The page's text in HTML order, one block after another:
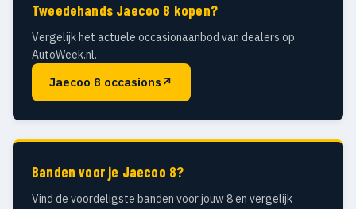
Tweedehands Jaecoo 8 kopen?
Vergelijk het actuele occasionaanbod van dealers op
AutoWeek.nl.
Jaecoo 8 occasions ↗
Banden voor je Jaecoo 8?
Vind de voordeligste banden voor jouw 8 en vergelijk